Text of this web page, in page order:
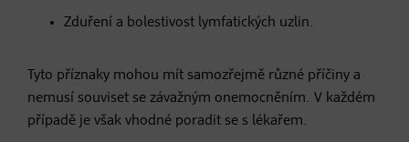
Zduření a bolestivost lymfatických uzlin.
Tyto příznaky mohou mít samozřejmě různé příčiny a
nemusí souviset se závažným onemocněním. V každém
případě je však vhodné poradit se s lékařem.